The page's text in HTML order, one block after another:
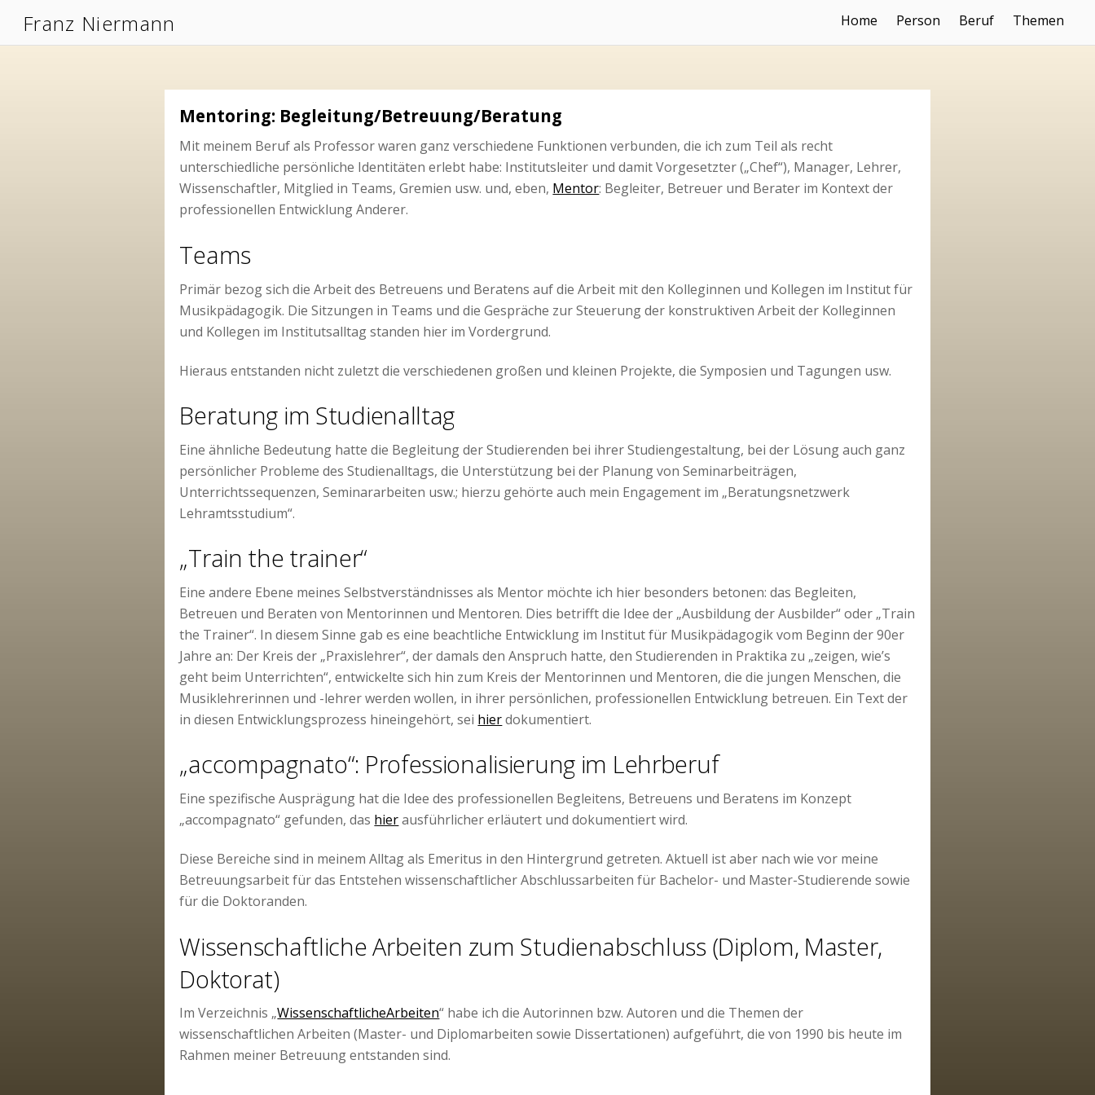
Franz Niermann Home Person Beruf Themen
Mentoring: Begleitung/Betreuung/Beratung
Mit meinem Beruf als Professor waren ganz verschiedene Funktionen verbunden, die ich zum Teil als recht
unterschiedliche persönliche Identitäten erlebt habe: Institutsleiter und damit Vorgesetzter („Chef“), Manager, Lehrer,
Wissenschaftler, Mitglied in Teams, Gremien usw. und, eben, Mentor: Begleiter, Betreuer und Berater im Kontext der
professionellen Entwicklung Anderer.
Teams
Primär bezog sich die Arbeit des Betreuens und Beratens auf die Arbeit mit den Kolleginnen und Kollegen im Institut für
Musikpädagogik. Die Sitzungen in Teams und die Gespräche zur Steuerung der konstruktiven Arbeit der Kolleginnen
und Kollegen im Institutsalltag standen hier im Vordergrund.
Hieraus entstanden nicht zuletzt die verschiedenen großen und kleinen Projekte, die Symposien und Tagungen usw.
Beratung im Studienalltag
Eine ähnliche Bedeutung hatte die Begleitung der Studierenden bei ihrer Studiengestaltung, bei der Lösung auch ganz
persönlicher Probleme des Studienalltags, die Unterstützung bei der Planung von Seminarbeiträgen,
Unterrichtssequenzen, Seminararbeiten usw.; hierzu gehörte auch mein Engagement im „Beratungsnetzwerk
Lehramtsstudium“.
„Train the trainer“
Eine andere Ebene meines Selbstverständnisses als Mentor möchte ich hier besonders betonen: das Begleiten,
Betreuen und Beraten von Mentorinnen und Mentoren. Dies betrifft die Idee der „Ausbildung der Ausbilder“ oder „Train
the Trainer“. In diesem Sinne gab es eine beachtliche Entwicklung im Institut für Musikpädagogik vom Beginn der 90er
Jahre an: Der Kreis der „Praxislehrer“, der damals den Anspruch hatte, den Studierenden in Praktika zu „zeigen, wie’s
geht beim Unterrichten“, entwickelte sich hin zum Kreis der Mentorinnen und Mentoren, die die jungen Menschen, die
Musiklehrerinnen und -lehrer werden wollen, in ihrer persönlichen, professionellen Entwicklung betreuen. Ein Text der
in diesen Entwicklungsprozess hineingehört, sei hierdokumentiert.
„accompagnato“: Professionalisierung im Lehrberuf
Eine spezifische Ausprägung hat die Idee des professionellen Begleitens, Betreuens und Beratens im Konzept
„accompagnato“ gefunden, das hierausführlicher erläutert und dokumentiert wird.
Diese Bereiche sind in meinem Alltag als Emeritus in den Hintergrund getreten. Aktuell ist aber nach wie vor meine
Betreuungsarbeit für das Entstehen wissenschaftlicher Abschlussarbeiten für Bachelor- und Master-Studierende sowie
für die Doktoranden.
Wissenschaftliche Arbeiten zum Studienabschluss (Diplom, Master,
Doktorat)
Im Verzeichnis „WissenschaftlicheArbeiten“ habe ich die Autorinnen bzw. Autoren und die Themen der
wissenschaftlichen Arbeiten (Master- und Diplomarbeiten sowie Dissertationen) aufgeführt, die von 1990 bis heute im
Rahmen meiner Betreuung entstanden sind.